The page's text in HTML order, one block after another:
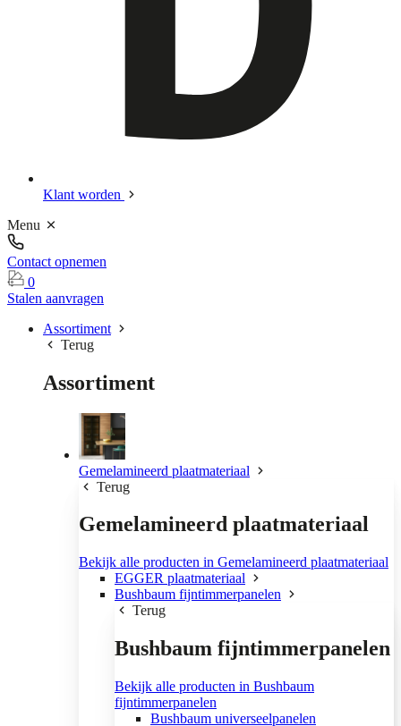
Klant worden
Menu
Contact opnemen
0
Stalen aanvragen
Assortiment
Terug
Assortiment
Gemelamineerd plaatmateriaal
Terug
Gemelamineerd plaatmateriaal
Bekijk alle producten in Gemelamineerd plaatmateriaal
EGGER plaatmateriaal
Bushbaum fijntimmerpanelen
Terug
Bushbaum fijntimmerpanelen
Bekijk alle producten in Bushbaum
fijntimmerpanelen
Bushbaum universeelpanelen